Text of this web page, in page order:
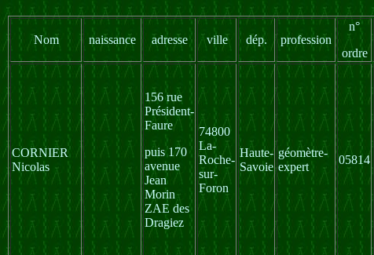
Nom naissance adresse ville dép. profession
n°
ordre
CORNIER
Nicolas
156 rue
Président-
Faure
puis 170
avenue
Jean
Morin
ZAE des
Dragiez
74800
La-
Roche-
sur-
Foron
Haute-
Savoie
géomètre-
expert
05814